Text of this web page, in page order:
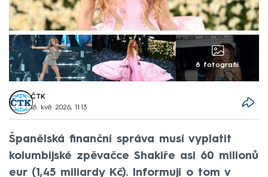
8 fotografií
ČTK
18. kvě 2026, 11:13
Španělská finanční správa musí vyplatit
kolumbijské zpěvačce Shakiře asi 60 milionů
eur (1,45 miliardy Kč). Informují o tom v